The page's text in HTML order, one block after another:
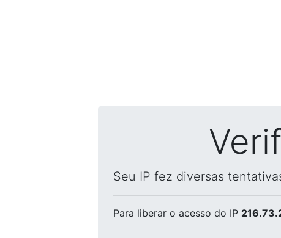
Seu IP fez diversas
Para liberar o acesso do IP